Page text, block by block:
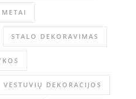
STALO DEKORAVIMAS
VESTUVIŲ DEKORACIJOS